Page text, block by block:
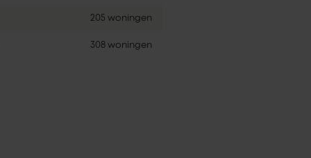
205 woningen
308 woningen